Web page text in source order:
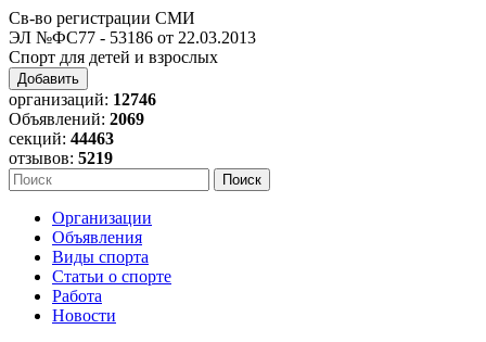
Св-во регистрации СМИ
ЭЛ №ФС77 - 53186 от 22.03.2013
Спорт для детей и взрослых
Добавить
организаций: 12746
Объявлений: 2069
секций: 44463
отзывов: 5219
Организации
Объявления
Виды спорта
Статьи о спорте
Работа
Новости